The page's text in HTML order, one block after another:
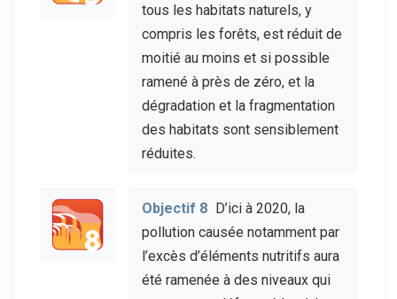
tous les habitats naturels, y
compris les forêts, est réduit de
moitié au moins et si possible
ramené à près de zéro, et la
dégradation et la fragmentation
des habitats sont sensiblement
réduites.
Objectif 8 D’ici à 2020, la
pollution causée notamment par
l’excès d’éléments nutritifs aura
été ramenée à des niveaux qui